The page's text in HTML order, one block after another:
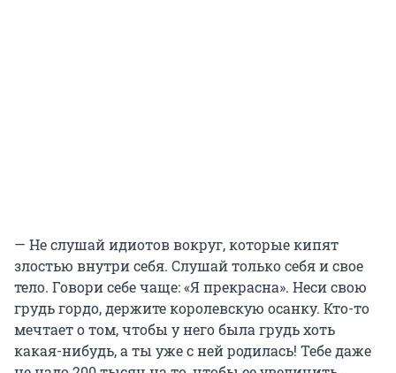
— Не слушай идиотов вокруг, которые кипят
злостью внутри себя. Слушай только себя и свое
тело. Говори себе чаще: «Я прекрасна». Неси свою
грудь гордо, держите королевскую осанку. Кто-то
мечтает о том, чтобы у него была грудь хоть
какая-нибудь, а ты уже с ней родилась! Тебе даже